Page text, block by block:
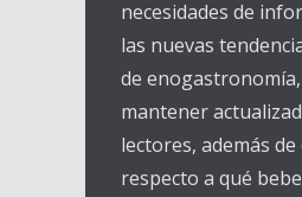
necesidades de
las nuevas
de
mantener
lectores, además
respecto a qué